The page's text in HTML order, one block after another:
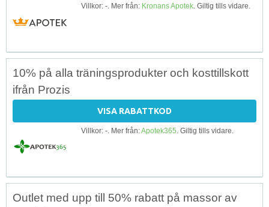
Villkor: -. Mer från: Kronans Apotek. Giltig tills vidare.
10% på alla träningsprodukter och kosttillskott
ifrån Prozis
VISA RABATTKOD
Villkor: -. Mer från:Apotek365. Giltig tills vidare.
Outlet med upp till 50% rabatt på massor av